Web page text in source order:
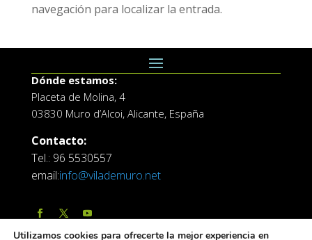
navegación para localizar la entrada.
Dónde estamos:
Placeta de Molina, 4
03830 Muro d’Alcoi, Alicante, España
Contacto:
Tel.: 96 5530557
email:info@vilademuro.net
Utilizamos cookies para ofrecerte la mejor experiencia en